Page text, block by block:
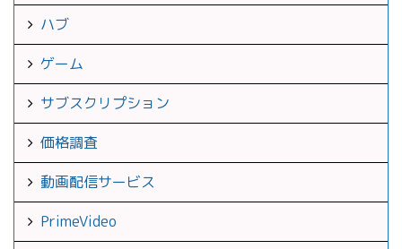
ハブ
ゲーム
サブスクリプション
価格調査
動画配信サービス
PrimeVideo